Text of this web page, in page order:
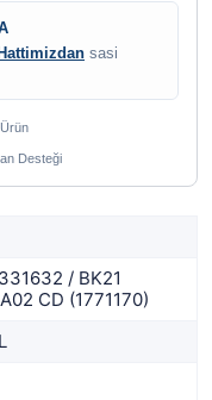
sasi
Ürün
Desteği
/ BK21
CD (1771170)